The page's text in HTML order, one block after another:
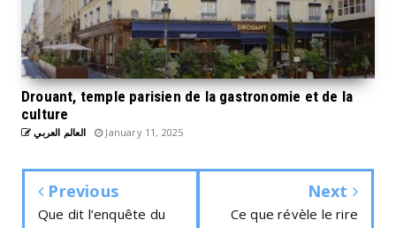
Drouant, temple parisien de la gastronomie et de la
culture
العالم العربي January 11, 2025
Previous
Que dit l’enquête du
Next
Ce que révèle le rire